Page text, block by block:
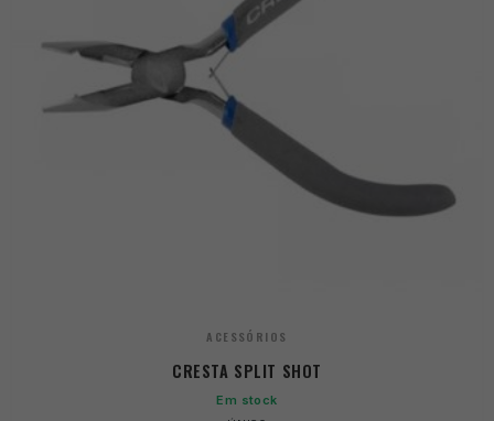
ACESSÓRIOS
CRESTA SPLIT SHOT
Em stock